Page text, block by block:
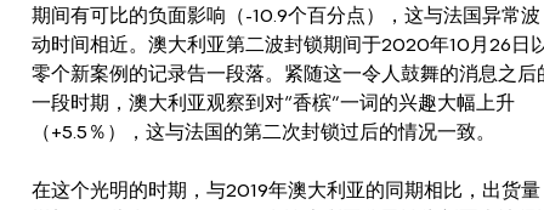
期间有可比的负面影响（-10.9个百分点），这与法国异常波
动时间相近。澳大利亚第二波封锁期间于2020年10月26日
零个新案例的记录告一段落。紧随这一令人鼓舞的消息之后
一段时期，澳大利亚观察到对“香槟”一词的兴趣大幅上升
（+5.5％），这与法国的第二次封锁过后的情况一致。
在这个光明的时期，与2019年澳大利亚的同期相比，出货量